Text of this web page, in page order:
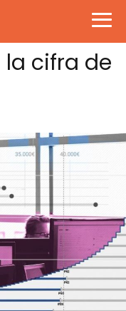
la cifra de